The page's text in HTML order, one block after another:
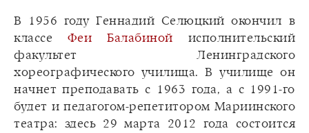
В 1956 году Геннадий Селюцкий окончил в
классе Феи Балабиной исполнительский
факультет Ленинградского
хореографического училища. В училище он
начнет преподавать с 1963 года, а с 1991-го
будет и педагогом-репетитором Мариинского
театра: здесь 29 марта 2012 года состоится